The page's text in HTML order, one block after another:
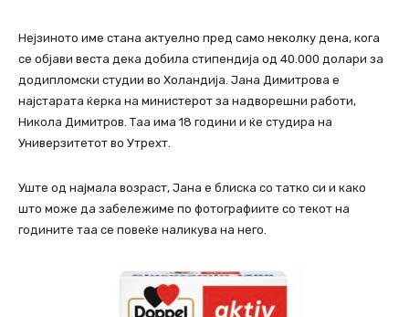
Нејзиното име стана актуелно пред само неколку дена, кога
се објави веста дека добила стипендија од 40.000 долари за
додипломски студии во Холандија. Јана Димитрова е
најстарата ќерка на министерот за надворешни работи,
Никола Димитров. Таа има 18 години и ќе студира на
Универзитетот во Утрехт.
Уште од најмала возраст, Јана е блиска со татко си и како
што може да забележиме по фотографиите со текот на
годините таа се повеќе наликува на него.